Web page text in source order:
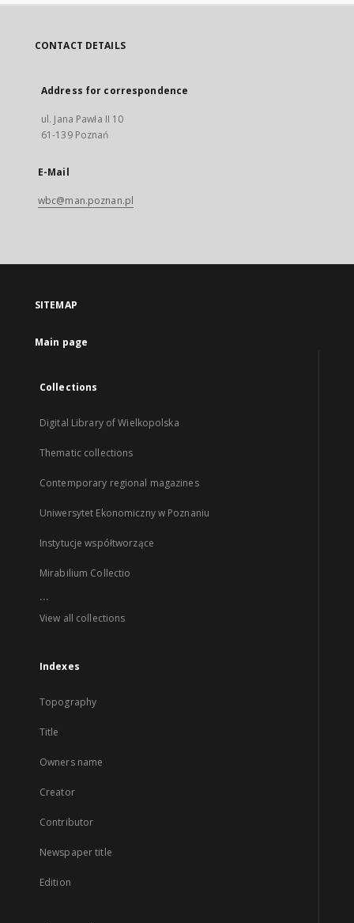
CONTACT DETAILS
Address for correspondence
ul. Jana Pawła II 10
61-139 Poznań
E-Mail
wbc@man.poznan.pl
SITEMAP
Main page
Collections
Digital Library of Wielkopolska
Thematic collections
Contemporary regional magazines
Uniwersytet Ekonomiczny w Poznaniu
Instytucje współtworzące
Mirabilium Collectio
...
View all collections
Indexes
Topography
Title
Owners name
Creator
Contributor
Newspaper title
Edition